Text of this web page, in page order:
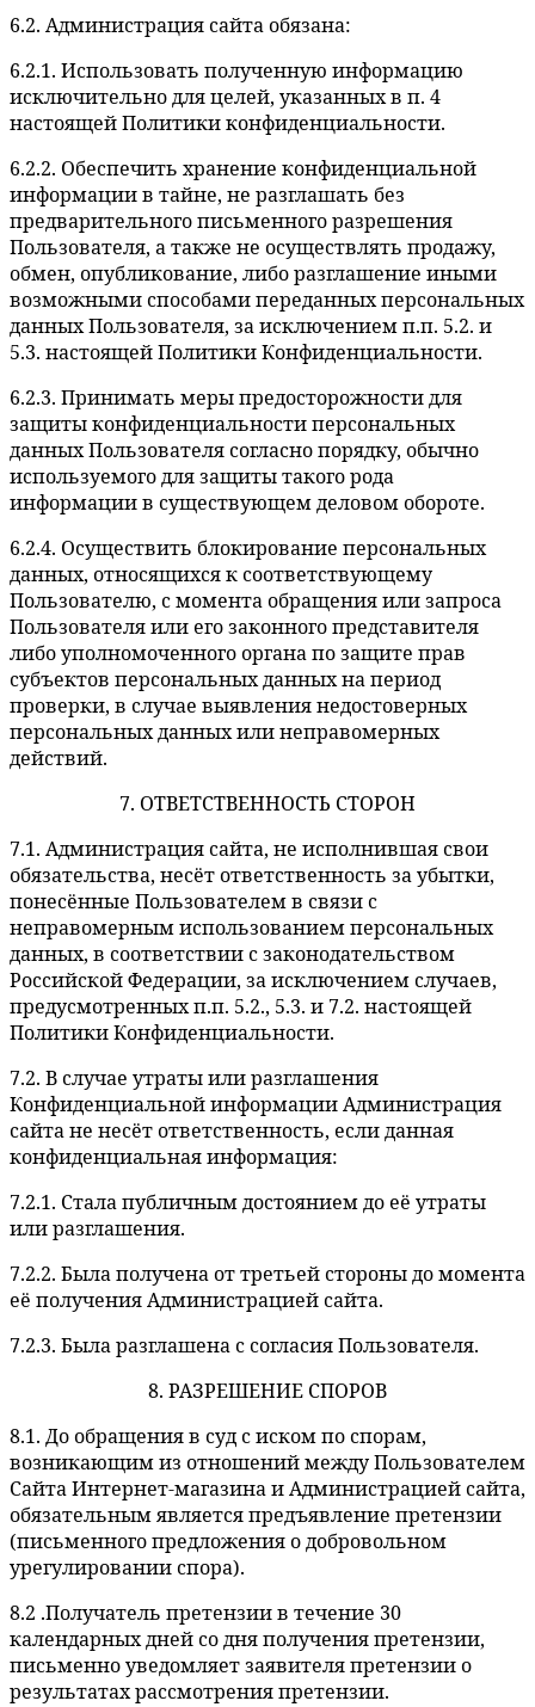
6.2. Администрация сайта обязана:
6.2.1. Использовать полученную информацию
исключительно для целей, указанных в п. 4
настоящей Политики конфиденциальности.
6.2.2. Обеспечить хранение конфиденциальной
информации в тайне, не разглашать без
предварительного письменного разрешения
Пользователя, а также не осуществлять продажу,
обмен, опубликование, либо разглашение иными
возможными способами переданных персональных
данных Пользователя, за исключением п.п. 5.2. и
5.3. настоящей Политики Конфиденциальности.
6.2.3. Принимать меры предосторожности для
защиты конфиденциальности персональных
данных Пользователя согласно порядку, обычно
используемого для защиты такого рода
информации в существующем деловом обороте.
6.2.4. Осуществить блокирование персональных
данных, относящихся к соответствующему
Пользователю, с момента обращения или запроса
Пользователя или его законного представителя
либо уполномоченного органа по защите прав
субъектов персональных данных на период
проверки, в случае выявления недостоверных
персональных данных или неправомерных
действий.
7. ОТВЕТСТВЕННОСТЬ СТОРОН
7.1. Администрация сайта, не исполнившая свои
обязательства, несёт ответственность за убытки,
понесённые Пользователем в связи с
неправомерным использованием персональных
данных, в соответствии с законодательством
Российской Федерации, за исключением случаев,
предусмотренных п.п. 5.2., 5.3. и 7.2. настоящей
Политики Конфиденциальности.
7.2. В случае утраты или разглашения
Конфиденциальной информации Администрация
сайта не несёт ответственность, если данная
конфиденциальная информация:
7.2.1. Стала публичным достоянием до её утраты
или разглашения.
7.2.2. Была получена от третьей стороны до момента
её получения Администрацией сайта.
7.2.3. Была разглашена с согласия Пользователя.
8. РАЗРЕШЕНИЕ СПОРОВ
8.1. До обращения в суд с иском по спорам,
возникающим из отношений между Пользователем
Сайта Интернет-магазина и Администрацией сайта,
обязательным является предъявление претензии
(письменного предложения о добровольном
урегулировании спора).
8.2 .Получатель претензии в течение 30
календарных дней со дня получения претензии,
письменно уведомляет заявителя претензии о
результатах рассмотрения претензии.